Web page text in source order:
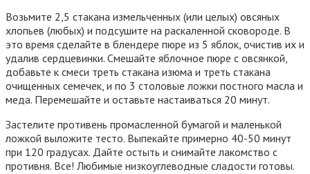
Возьмите 2,5 стакана измельченных (или целых) овсяных
хлопьев (любых) и подсушите на раскаленной сковороде. В
это время сделайте в блендере пюре из 5 яблок, очистив их и
удалив сердцевинки. Смешайте яблочное пюре с овсянкой,
добавьте к смеси треть стакана изюма и треть стакана
очищенных семечек, и по 3 столовые ложки постного масла и
меда. Перемешайте и оставьте настаиваться 20 минут.
Застелите противень промасленной бумагой и маленькой
ложкой выложите тесто. Выпекайте примерно 40-50 минут
при 120 градусах. Дайте остыть и снимайте лакомство с
противня. Все! Любимые низкоуглеводные сладости готовы.